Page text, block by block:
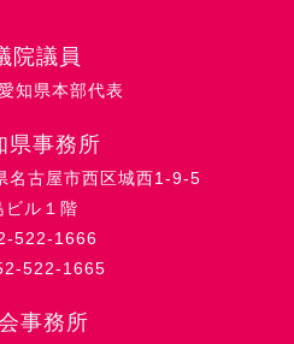
院議員
知県本部代表
県事務所
名古屋市西区城西1-9-5
ビル１階
522-1666
522-1665
事務所